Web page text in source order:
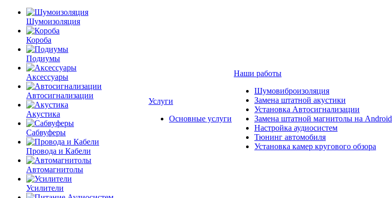
Шумоизоляция
Короба
Подиумы
Аксессуары
Автосигнализации
Акустика
Сабвуферы
Провода и Кабели
Автомагнитолы
Усилители
Услуги
Основные услуги
Наши работы
Шумовиброизоляция
Замена штатной акустики
Установка Автосигнализации
Замена штатной магнитолы на Android
Настройка аудиосистем
Тюнинг автомобиля
Установка камер кругового обзора